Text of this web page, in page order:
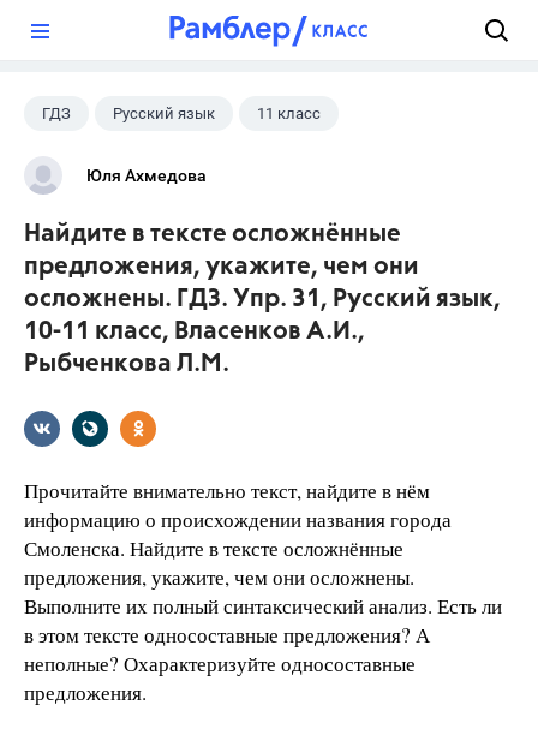
ГДЗ Русский язык 11 класс
10 класс
Юля Ахмедова
Найдите в тексте осложнённые
предложения, укажите, чем они
осложнены. ГДЗ. Упр. 31, Русский язык,
10-11 класс, Власенков А.И.,
Рыбченкова Л.М.
Прочитайте внимательно текст, найдите в нём
информацию о происхождении названия города
Смоленска. Найдите в тексте осложнённые
предложения, укажите, чем они осложнены.
Выполните их полный син­таксический анализ. Есть ли
в этом тексте односоставные предложения? А
неполные? Охарактеризуйте односоставные
предложения.